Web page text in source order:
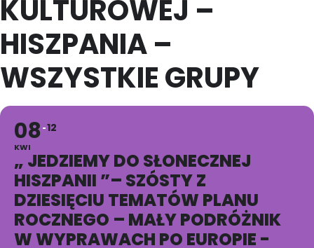
KULTUROWEJ –
HISZPANIA –
WSZYSTKIE GRUPY
08
KWI
12
„ JEDZIEMY DO SŁONECZNEJ
HISZPANII ”– SZÓSTY Z
DZIESIĘCIU TEMATÓW PLANU
ROCZNEGO – MAŁY PODRÓŻNIK
W WYPRAWACH PO EUROPIE -